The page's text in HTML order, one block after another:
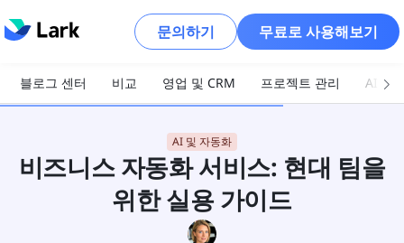
문의하기 무료로 사용해보기
블로그 센터 비교 영업 및 CRM 프로젝트 관리 AI 및
AI 및 자동화
비즈니스 자동화 서비스: 현대 팀을
위한 실용 가이드